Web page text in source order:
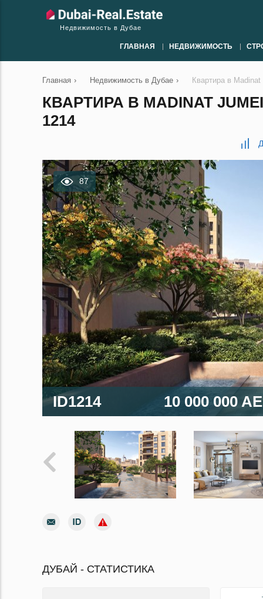
Недвижимость в Дубае
ГЛАВНАЯ НЕДВИЖИМОСТЬ
Главная › Недвижимость в Дубае › Квартира в
КВАРТИРА В MADINAT
1214
87
ID1214 10 000 000
ДУБАЙ - СТАТИСТИКА